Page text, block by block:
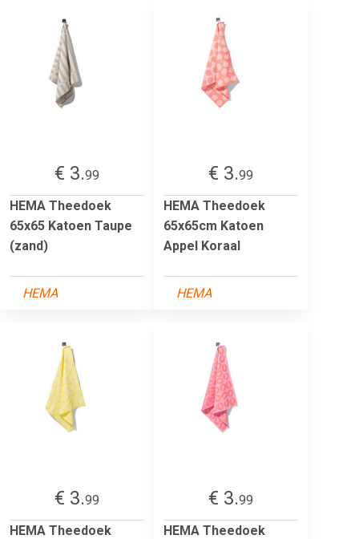
€ 3.99
HEMA Theedoek
65x65 Katoen Taupe
(zand)
HEMA
€ 3.99
HEMA Theedoek
65x65cm Katoen
Appel Koraal
HEMA
€ 3.99
HEMA Theedoek
€ 3.99
HEMA Theedoek